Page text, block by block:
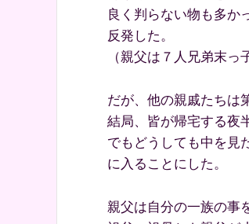
良く判らない物も多か
反発した。
（親父は７人兄弟末っ
だが、他の親戚たちは
結局、皆が帰宅する夜
でもどうしても中を見
に入ることにした。
親父は自分の一族の事